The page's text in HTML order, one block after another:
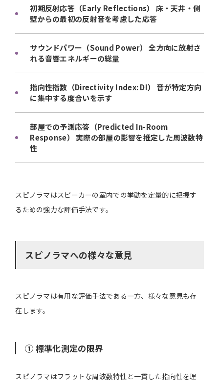
初期反射応答（Early Reflections） 床・天井・側
壁からの最初の反射音を考慮した応答
サウンドパワー（Sound Power） 全方向に放射さ
れる音響エネルギーの総量
指向性指数（Directivity Index: DI） 音が特定方向
に集中する度合いを示す
部屋での予測応答（Predicted In-Room
Response） 実際の部屋の影響を推定した周波数特
性
スピノラマはスピーカーの室内での挙動を定量的に把握す
るための強力な評価手法です。
スピノラマへの様々な意見
スピノラマは有用な評価手法である一方、様々な意見も存
在します。
① 標準化測定の限界
スピノラマはフラットな周波数特性と一貫した指向性を理